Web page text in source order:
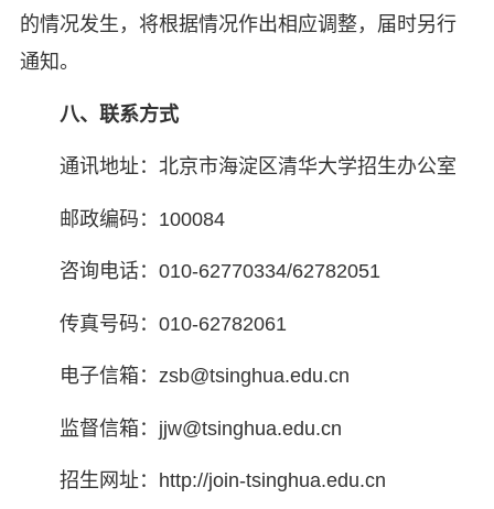
的情况发生，将根据情况作出相应调整，届时另行
通知。
八、 联系方式
通讯地址：北京市海淀区清华大学招生办公室
邮政编码：100084
咨询电话：010-62770334/62782051
传真号码：010-62782061
电子信箱：zsb@tsinghua.edu.cn
监督信箱：jjw@tsinghua.edu.cn
招生网址：http://join-tsinghua.edu.cn